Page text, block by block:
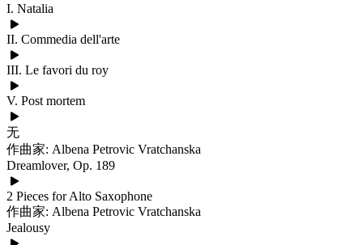
I. Natalia
II. Commedia dell'arte
III. Le favori du roy
V. Post mortem
无
作曲家: Albena Petrovic Vratchanska
Dreamlover, Op. 189
2 Pieces for Alto Saxophone
作曲家: Albena Petrovic Vratchanska
Jealousy